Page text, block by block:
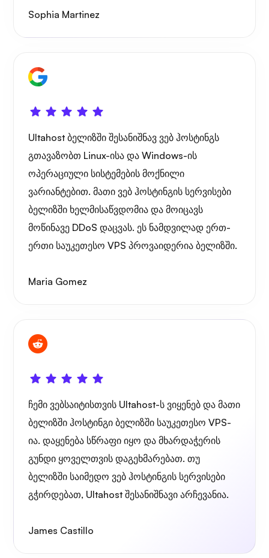
პორტანერი
გრაფანა
Sophia Martinez
Ultahost ბელიზში შესანიშნავ ვებ ჰოსტინგს
გთავაზობთ Linux-ისა და Windows-ის
ოპერაციული სისტემების მოქნილი
ვარიანტებით. მათი ვებ ჰოსტინგის სერვისები
ბელიზში ხელმისაწვდომია და მოიცავს
მოწინავე DDoS დაცვას. ეს ნამდვილად ერთ-
ერთი საუკეთესო VPS პროვაიდერია ბელიზში.
Maria Gomez
ჩემი ვებსაიტისთვის Ultahost-ს ვიყენებ და მათი
ბელიზში ჰოსტინგი ბელიზში საუკეთესო VPS-
ია. დაყენება სწრაფი იყო და მხარდაჭერის
გუნდი ყოველთვის დაგეხმარებათ. თუ
ბელიზში საიმედო ვებ ჰოსტინგის სერვისები
გჭირდებათ, Ultahost შესანიშნავი არჩევანია.
James Castillo